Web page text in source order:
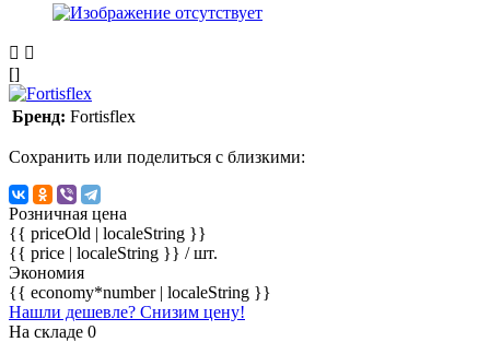
[]
Бренд: Fortisflex
Сохранить или поделиться с близкими:
Розничная цена
{{ priceOld | localeString }}
{{ price | localeString }} / шт.
Экономия
{{ economy*number | localeString }}
Нашли дешевле? Снизим цену!
На складе 0